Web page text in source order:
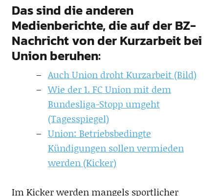
Das sind die anderen
Medienberichte, die auf der BZ-
Nachricht von der Kurzarbeit bei
Union beruhen:
Auch Union droht Kurzarbeit (Bild)
Wie der 1. FC Union mit dem
Bundesliga-Stopp umgeht
(Tagesspiegel)
Union: Betriebsbedingte
Kündigungen sollen vermieden
werden (Kicker)
Im Kicker werden mangels sportlicher